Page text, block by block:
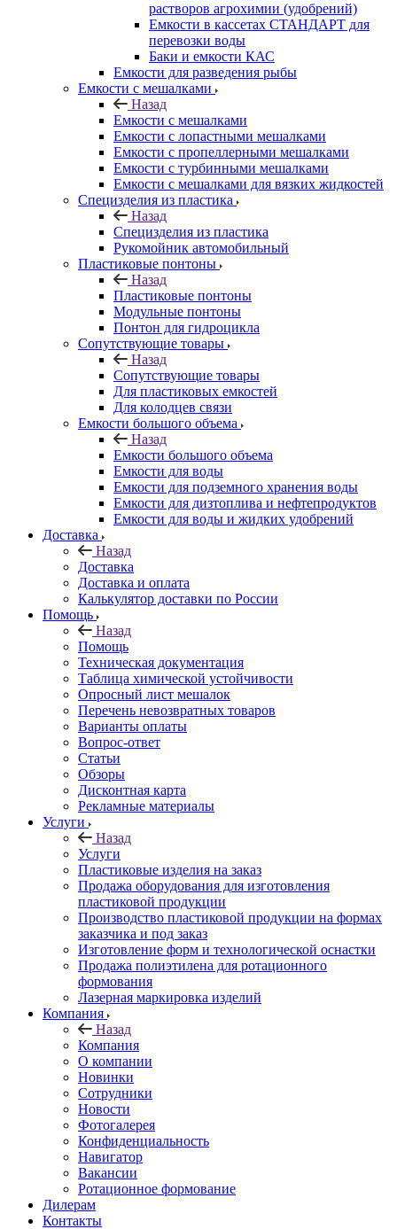
растворов агрохимии (удобрений)
Емкости в кассетах СТАНДАРТ для
перевозки воды
Баки и емкости КАС
Емкости для разведения рыбы
Емкости с мешалками
Назад
Емкости с мешалками
Емкости с лопастными мешалками
Емкости с пропеллерными мешалками
Емкости с турбинными мешалками
Емкости с мешалками для вязких жидкостей
Специзделия из пластика
Назад
Специзделия из пластика
Рукомойник автомобильный
Пластиковые понтоны
Назад
Пластиковые понтоны
Модульные понтоны
Понтон для гидроцикла
Сопутствующие товары
Назад
Сопутствующие товары
Для пластиковых емкостей
Для колодцев связи
Емкости большого объема
Назад
Емкости большого объема
Емкости для воды
Емкости для подземного хранения воды
Емкости для дизтоплива и нефтепродуктов
Емкости для воды и жидких удобрений
Доставка
Назад
Доставка
Доставка и оплата
Калькулятор доставки по России
Помощь
Назад
Помощь
Техническая документация
Таблица химической устойчивости
Опросный лист мешалок
Перечень невозвратных товаров
Варианты оплаты
Вопрос-ответ
Статьи
Обзоры
Дисконтная карта
Рекламные материалы
Услуги
Назад
Услуги
Пластиковые изделия на заказ
Продажа оборудования для изготовления
пластиковой продукции
Производство пластиковой продукции на формах
заказчика и под заказ
Изготовление форм и технологической оснастки
Продажа полиэтилена для ротационного
формования
Лазерная маркировка изделий
Компания
Назад
Компания
О компании
Новинки
Сотрудники
Новости
Фотогалерея
Конфиденциальность
Навигатор
Вакансии
Ротационное формование
Дилерам
Контакты